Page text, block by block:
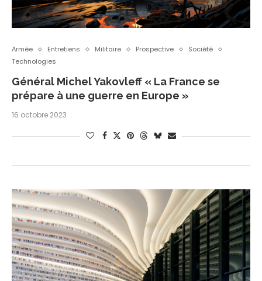
Armée Entretiens Militaire Prospective
Société
Technologies
Général Michel Yakovleff « La France se
prépare à une guerre en Europe »
16 octobre 2023